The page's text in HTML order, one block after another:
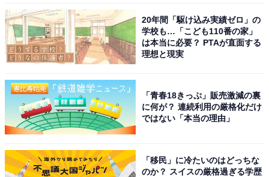
20年間「駆け込み実績ゼロ」の
学校も…「こども110番の家」
は本当に必要？ PTAが直面する
理想と現実
「青春18きっぷ」販売激減の裏
に何が？ 連続利用の厳格化だけ
ではない「本当の理由」
「移民」に冷たいのはどっちな
のか？ スイスの厳格過ぎる学歴